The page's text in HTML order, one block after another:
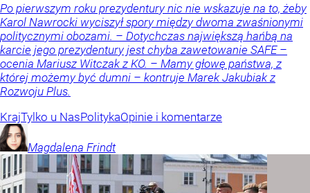
Po pierwszym roku prezydentury nic nie wskazuje na to, żeby
Karol Nawrocki wyciszył spory między dwoma zwaśnionymi
politycznymi obozami. – Dotychczas największą hańbą na
karcie jego prezydentury jest chyba zawetowanie SAFE –
ocenia Mariusz Witczak z KO. – Mamy głowę państwa, z
której możemy być dumni – kontruje Marek Jakubiak z
Rozwoju Plus.
KrajTylko u NasPolitykaOpinie i komentarze
Magdalena Frindt